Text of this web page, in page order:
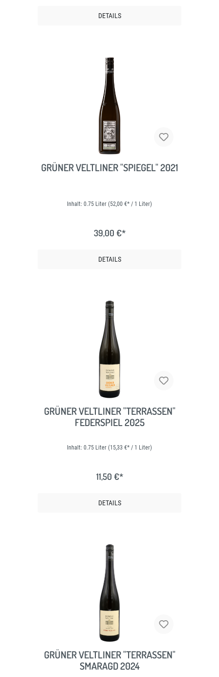
DETAILS
GRÜNER VELTLINER "SPIEGEL" 2021
Inhalt: 0.75 Liter (52,00 €* / 1 Liter)
39,00 €*
DETAILS
GRÜNER VELTLINER "TERRASSEN"
FEDERSPIEL 2025
Inhalt: 0.75 Liter (15,33 €* / 1 Liter)
11,50 €*
DETAILS
GRÜNER VELTLINER "TERRASSEN"
SMARAGD 2024